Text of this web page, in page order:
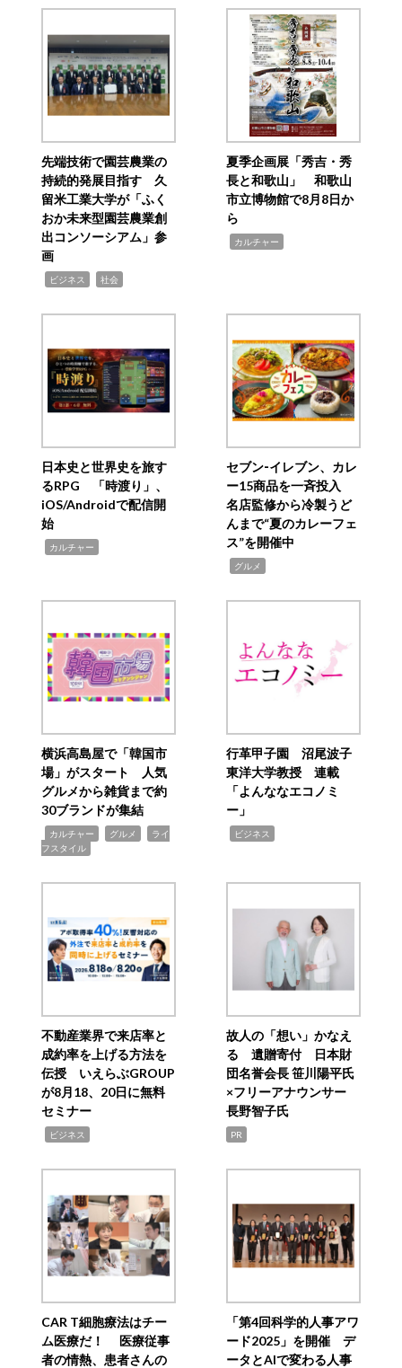
先端技術で園芸農業の
持続的発展目指す 久
留米工業大学が「ふく
おか未来型園芸農業創
出コンソーシアム」参
画
ビジネス 社会
夏季企画展「秀吉・秀
長と和歌山」 和歌山
市立博物館で8月8日か
ら
カルチャー
日本史と世界史を旅す
るRPG 「時渡り」、
iOS/Androidで配信開
始
カルチャー
セブン‐イレブン、カレ
ー15商品を一斉投入
名店監修から冷製うど
んまで“夏のカレーフェ
ス”を開催中
グルメ
横浜高島屋で「韓国市
場」がスタート 人気
グルメから雑貨まで約
30ブランドが集結
カルチャー グルメ
ライ
フスタイル
行革甲子園 沼尾波子
東洋大学教授 連載
「よんななエコノミ
ー」
ビジネス
不動産業界で来店率と
成約率を上げる方法を
伝授 いえらぶGROUP
が8月18、20日に無料
セミナー
ビジネス
故人の「想い」かなえ
る 遺贈寄付 日本財
団名誉会長 笹川陽平氏
×フリーアナウンサー
長野智子氏
PR
CAR T細胞療法はチー
ム医療だ！ 医療従事
者の情熱、患者さんの
「第4回科学的人事アワ
ード2025」を開催 デ
ータとAIで変わる人事